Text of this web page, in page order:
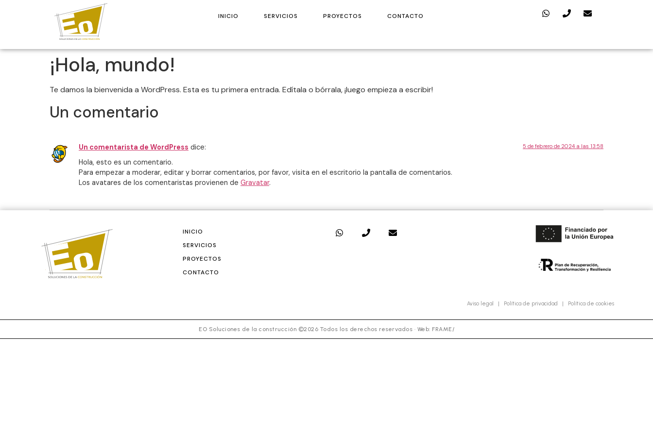
INICIO SERVICIOS PROYECTOS CONTACTO
¡Hola, mundo!
Te damos la bienvenida a WordPress. Esta es tu primera entrada. Edítala o bórrala, ¡luego empieza a escribir!
Un comentario
Un comentarista de WordPress dice: 5 de febrero de 2024 a las 13:58
Hola, esto es un comentario.
Para empezar a moderar, editar y borrar comentarios, por favor, visita en el escritorio la pantalla de comentarios.
Los avatares de los comentaristas provienen de Gravatar.
INICIO
SERVICIOS
PROYECTOS
CONTACTO
Aviso legal Política de privacidad Política de cookies
EO Soluciones de la construcción ©2026 Todos los derechos reservados · Web: FRAME/